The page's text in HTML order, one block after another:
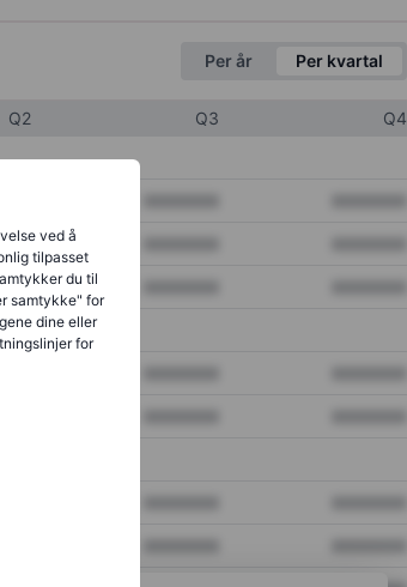
ved å
tilpasset
du til
samtykke" for
dine eller
for
Per år Per kvartal
Q2 Q3
Q4